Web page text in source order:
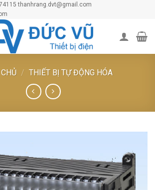
thanhrang.dvt@gmail.com
/ THIẾT BỊ TỰ ĐỘNG HÓA